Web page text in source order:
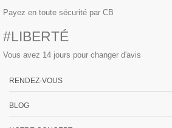
Payez en toute sécurité par CB
#LIBERTÉ
Vous avez 14 jours pour changer d'avis
RENDEZ-VOUS
BLOG